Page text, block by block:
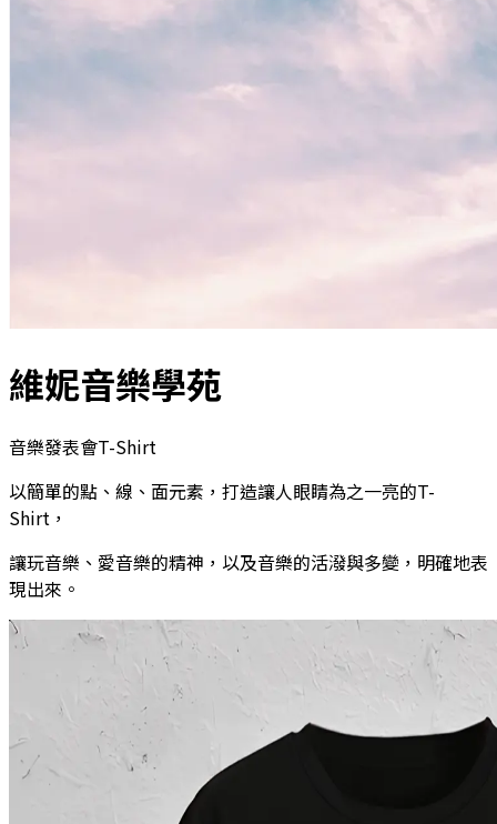
維妮音樂學苑
音樂發表會T-Shirt
以簡單的點、線、面元素，打造讓人眼睛為之一亮的T-
Shirt，
讓玩音樂、愛音樂的精神，以及音樂的活潑與多變，明確地表
現出來。